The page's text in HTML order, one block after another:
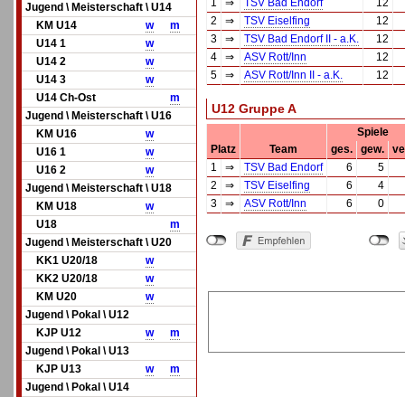
Jugend \ Meisterschaft \ U14
KM U14
w
m
U14 1
w
U14 2
w
U14 3
w
U14 Ch-Ost
m
Jugend \ Meisterschaft \ U16
KM U16
w
U16 1
w
U16 2
w
Jugend \ Meisterschaft \ U18
KM U18
w
U18
m
Jugend \ Meisterschaft \ U20
KK1 U20/18
w
KK2 U20/18
w
KM U20
w
Jugend \ Pokal \ U12
KJP U12
w
m
Jugend \ Pokal \ U13
KJP U13
w
m
Jugend \ Pokal \ U14
1
⇒ TSV Bad Endorf
12
2
⇒ TSV Eiselfing
12
3
⇒ TSV Bad Endorf II - a.K.
12
4
⇒ ASV Rott/Inn
12
5
⇒ ASV Rott/Inn II - a.K. 12
U12 Gruppe A
Spiele
Platz
Team ges. gew.
1
⇒ TSV Bad Endorf 6
5
2
⇒ TSV Eiselfing 6
4
3
⇒ ASV Rott/Inn 6 0